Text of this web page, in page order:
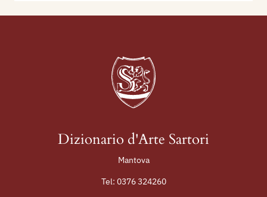
Dizionario d'Arte Sartori
Mantova
Tel: 0376 324260